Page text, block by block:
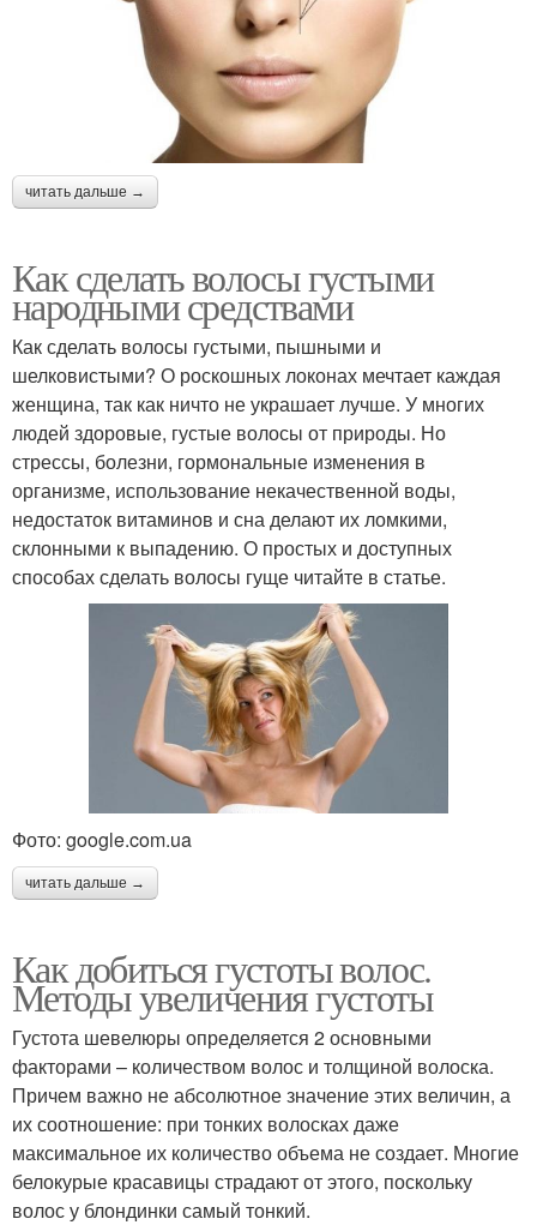
читать дальше →
Как сделать волосы густыми
народными средствами
Как сделать волосы густыми, пышными и
шелковистыми? О роскошных локонах мечтает каждая
женщина, так как ничто не украшает лучше. У многих
людей здоровые, густые волосы от природы. Но
стрессы, болезни, гормональные изменения в
организме, использование некачественной воды,
недостаток витаминов и сна делают их ломкими,
склонными к выпадению. О простых и доступных
способах сделать волосы гуще читайте в статье.
Фото: google.com.ua
читать дальше →
Как добиться густоты волос.
Методы увеличения густоты
Густота шевелюры определяется 2 основными
факторами – количеством волос и толщиной волоска.
Причем важно не абсолютное значение этих величин, а
их соотношение: при тонких волосках даже
максимальное их количество объема не создает. Многие
белокурые красавицы страдают от этого, поскольку
волос у блондинки самый тонкий.